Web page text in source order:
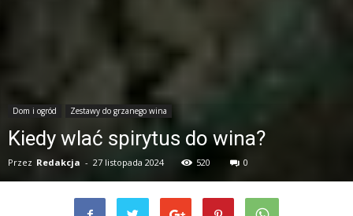
Dom i ogród Zestawy do grzanego wina
Kiedy wlać spirytus do wina?
Przez Redakcja - 27 listopada 2024 520 0